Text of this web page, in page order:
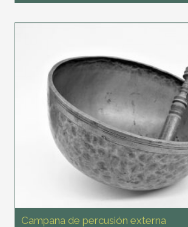
Campana de percusión externa